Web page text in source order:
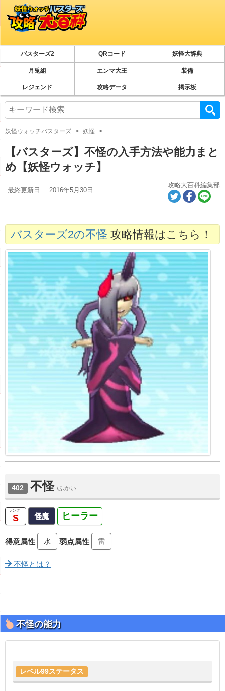
バスターズ2 QRコード 妖怪大辞典
月兎組 エンマ大王 装備
レジェンド 攻略データ 掲示板
妖怪ウォッチバスターズ 妖怪
【バスターズ】不怪の入手方法や能力まと
め【妖怪ウォッチ】
最終更新日 2016年5月30日
攻略大百科編集部
バスターズ2の不怪 攻略情報はこちら！
402 不怪 /ふかい
S 怪魔 ヒーラー
得意属性 水 弱点属性 雷
不怪とは？
不怪の能力
レベル99ステータス